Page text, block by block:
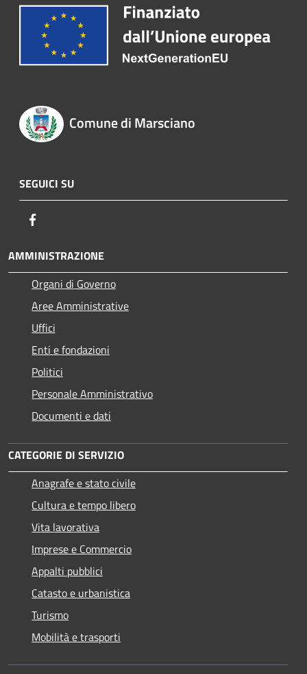
Comune di Marsciano
SEGUICI SU
AMMINISTRAZIONE
Organi di Governo
Aree Amministrative
Uffici
Enti e fondazioni
Politici
Personale Amministrativo
Documenti e dati
CATEGORIE DI SERVIZIO
Anagrafe e stato civile
Cultura e tempo libero
Vita lavorativa
Imprese e Commercio
Appalti pubblici
Catasto e urbanistica
Turismo
Mobilità e trasporti